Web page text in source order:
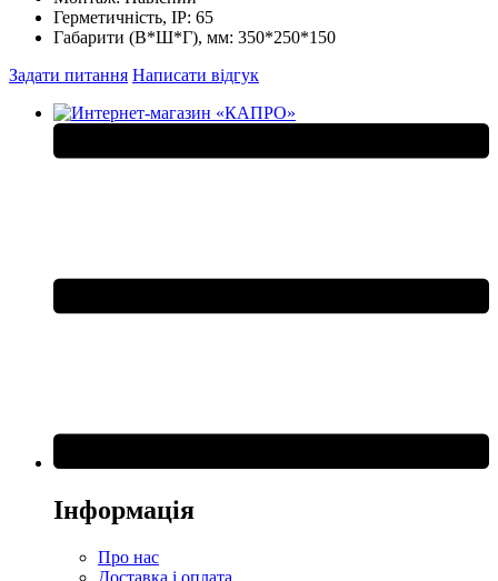
Герметичність, IP: 65
Габарити (В*Ш*Г), мм: 350*250*150
Задати питання Написати відгук
Інформація
Про нас